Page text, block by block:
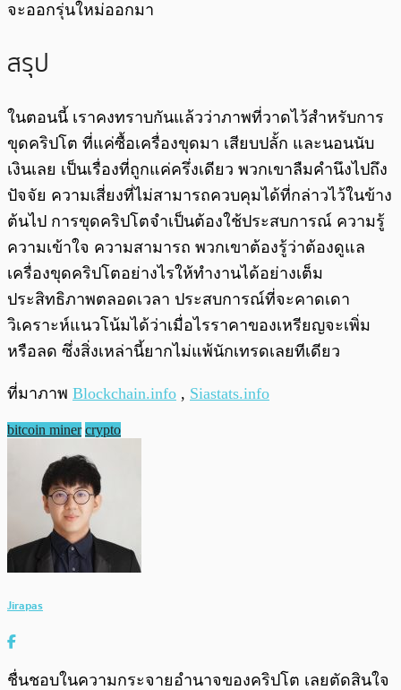
จะออกรุ่นใหม่ออกมา
สรุป
ในตอนนี้ เราคงทราบกันแล้วว่าภาพที่วาดไว้สำหรับการ
ขุดคริปโต ที่แค่ซื้อเครื่องขุดมา เสียบปลั้ก และนอนนับ
เงินเลย เป็นเรื่องที่ถูกแค่ครึ่งเดียว พวกเขาลืมคำนึงไปถึง
ปัจจัย ความเสี่ยงที่ไม่สามารถควบคุมได้ที่กล่าวไว้ในข้าง
ต้นไป การขุดคริปโตจำเป็นต้องใช้ประสบการณ์ ความรู้
ความเข้าใจ ความสามารถ พวกเขาต้องรู้ว่าต้องดูแล
เครื่องขุดคริปโตอย่างไรให้ทำงานได้อย่างเต็ม
ประสิทธิภาพตลอดเวลา ประสบการณ์ที่จะคาดเดา
วิเคราะห์แนวโน้มได้ว่าเมื่อไรราคาของเหรียญจะเพิ่ม
หรือลด ซึ่งสิ่งเหล่านี้ยากไม่แพ้นักเทรดเลยทีเดียว
ที่มาภาพ Blockchain.info , Siastats.info
bitcoin miner crypto
Jirapas
ชื่นชอบในความกระจายอำนาจของคริปโต เลยตัดสินใจ